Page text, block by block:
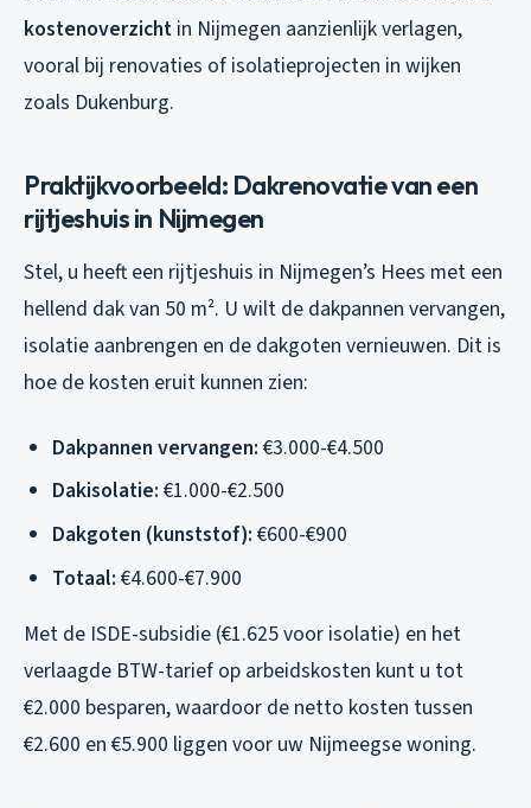
kostenoverzicht in Nijmegen aanzienlijk verlagen,
vooral bij renovaties of isolatieprojecten in wijken
zoals Dukenburg.
Praktijkvoorbeeld: Dakrenovatie van een
rijtjeshuis in Nijmegen
Stel, u heeft een rijtjeshuis in Nijmegen’s Hees met een
hellend dak van 50 m². U wilt de dakpannen vervangen,
isolatie aanbrengen en de dakgoten vernieuwen. Dit is
hoe de kosten eruit kunnen zien:
Dakpannen vervangen: €3.000-€4.500
Dakisolatie: €1.000-€2.500
Dakgoten (kunststof): €600-€900
Totaal: €4.600-€7.900
Met de ISDE-subsidie (€1.625 voor isolatie) en het
verlaagde BTW-tarief op arbeidskosten kunt u tot
€2.000 besparen, waardoor de netto kosten tussen
€2.600 en €5.900 liggen voor uw Nijmeegse woning.